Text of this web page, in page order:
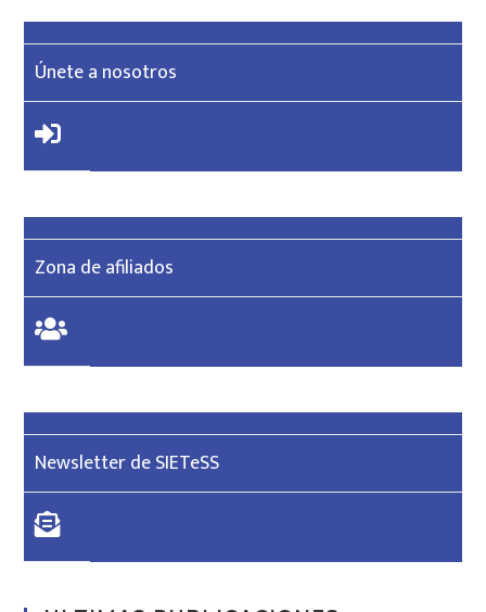
Únete a nosotros
Zona de afiliados
Newsletter de SIETeSS